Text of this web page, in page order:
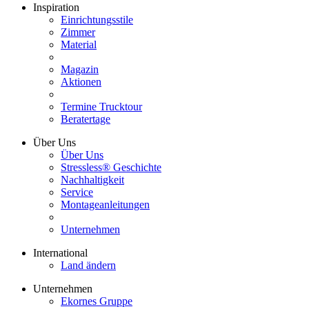
Inspiration
Einrichtungsstile
Zimmer
Material
Magazin
Aktionen
Termine Trucktour
Beratertage
Über Uns
Über Uns
Stressless® Geschichte
Nachhaltigkeit
Service
Montageanleitungen
Unternehmen
International
Land ändern
Unternehmen
Ekornes Gruppe